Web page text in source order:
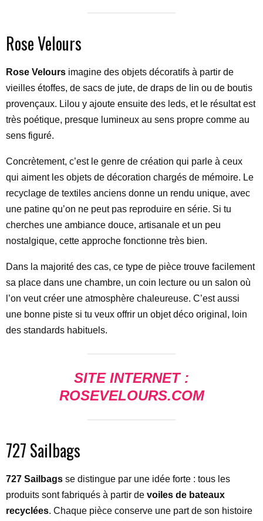
Rose Velours
Rose Velours imagine des objets décoratifs à partir de
vieilles étoffes, de sacs de jute, de draps de lin ou de boutis
provençaux. Lilou y ajoute ensuite des leds, et le résultat est
très poétique, presque lumineux au sens propre comme au
sens figuré.
Concrètement, c’est le genre de création qui parle à ceux
qui aiment les objets de décoration chargés de mémoire. Le
recyclage de textiles anciens donne un rendu unique, avec
une patine qu’on ne peut pas reproduire en série. Si tu
cherches une ambiance douce, artisanale et un peu
nostalgique, cette approche fonctionne très bien.
Dans la majorité des cas, ce type de pièce trouve facilement
sa place dans une chambre, un coin lecture ou un salon où
l’on veut créer une atmosphère chaleureuse. C’est aussi
une bonne piste si tu veux offrir un objet déco original, loin
des standards habituels.
SITE INTERNET :
ROSEVELOURS.COM
727 Sailbags
727 Sailbags se distingue par une idée forte : tous les
produits sont fabriqués à partir de voiles de bateaux
recyclées. Chaque pièce conserve une part de son histoire